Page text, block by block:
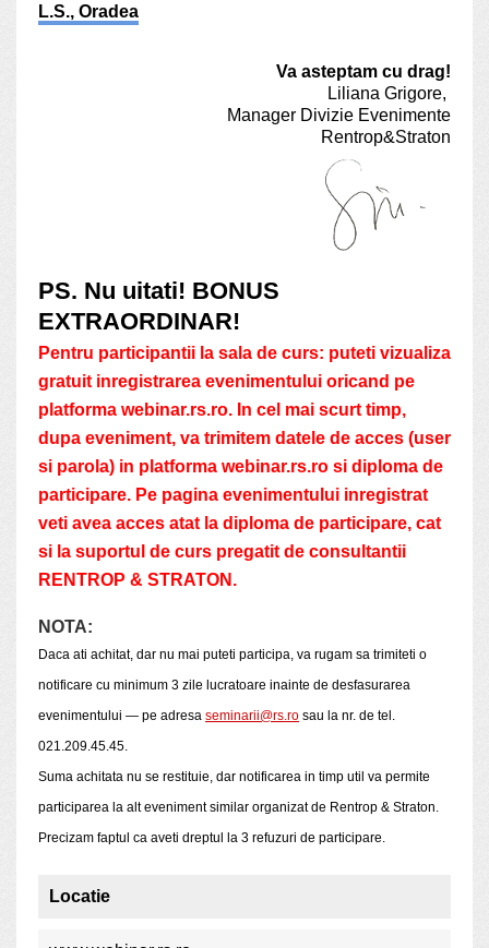
L.S., Oradea
Va asteptam cu drag!
Liliana Grigore,
Manager Divizie Evenimente
Rentrop&Straton
PS. Nu uitati! BONUS
EXTRAORDINAR!
Pentru participantii la sala de curs: puteti vizualiza
gratuit inregistrarea evenimentului oricand pe
platforma webinar.rs.ro. In cel mai scurt timp,
dupa eveniment, va trimitem datele de acces (user
si parola) in platforma webinar.rs.ro si diploma de
participare. Pe pagina evenimentului inregistrat
veti avea acces atat la diploma de participare, cat
si la suportul de curs pregatit de consultantii
RENTROP & STRATON.
NOTA:
Daca ati achitat, dar nu mai puteti participa, va rugam sa trimiteti o
notificare cu minimum 3 zile lucratoare inainte de desfasurarea
evenimentului — pe adresa seminarii@rs.ro sau la nr. de tel.
021.209.45.45.
Suma achitata nu se restituie, dar notificarea in timp util va permite
participarea la alt eveniment similar organizat de Rentrop & Straton.
Precizam faptul ca aveti dreptul la 3 refuzuri de participare.
Locatie